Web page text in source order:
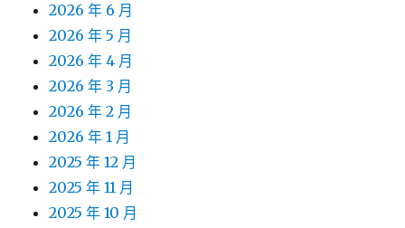
2026 年 6 月
2026 年 5 月
2026 年 4 月
2026 年 3 月
2026 年 2 月
2026 年 1 月
2025 年 12 月
2025 年 11 月
2025 年 10 月